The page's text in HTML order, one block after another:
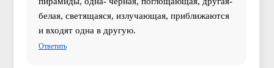
белая, светящаяся, излучающая, приближаются
и входят одна в другую.
Ответить